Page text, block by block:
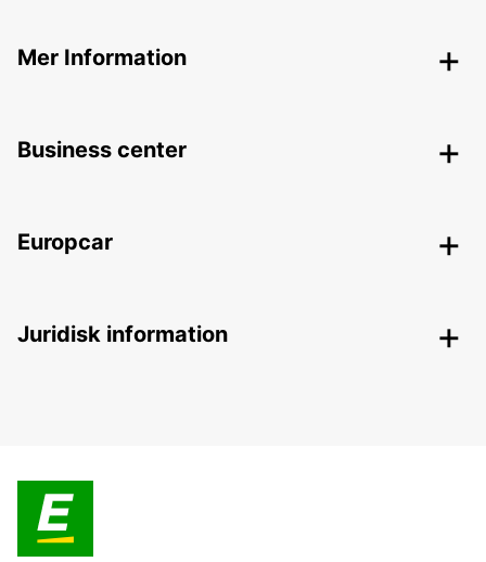
Mer Information
Business center
Europcar
Juridisk information